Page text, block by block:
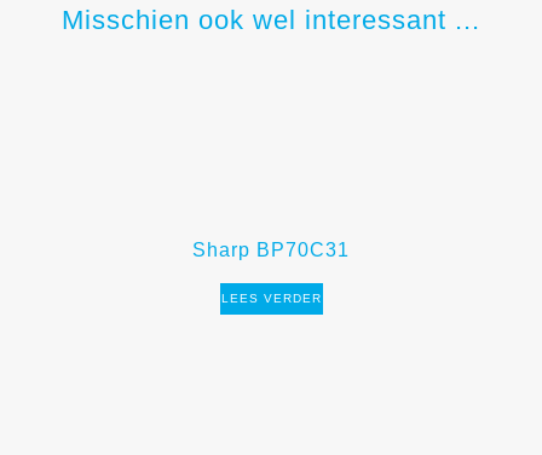
Misschien ook wel interessant ...
Sharp BP70C31
LEES VERDER